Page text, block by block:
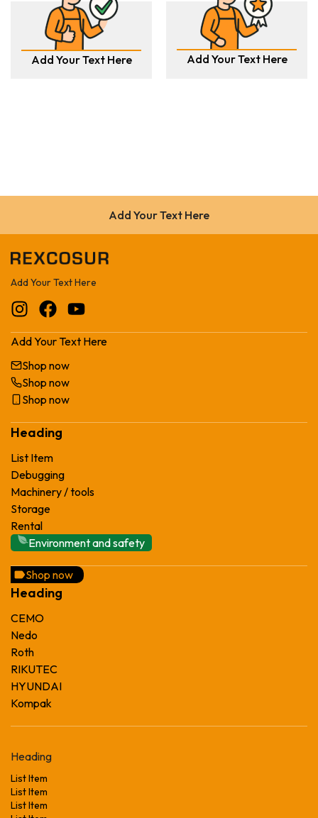
Add Your Text Here Add Your Text Here
Add Your Text Here
Add Your Text Here
Add Your Text Here
Shop now
Shop now
Shop now
Heading
List Item
Debugging
Machinery / tools
Storage
Rental
Environment and safety
Shop now
Heading
CEMO
Nedo
Roth
RIKUTEC
HYUNDAI
Kompak
Heading
List Item
List Item
List Item